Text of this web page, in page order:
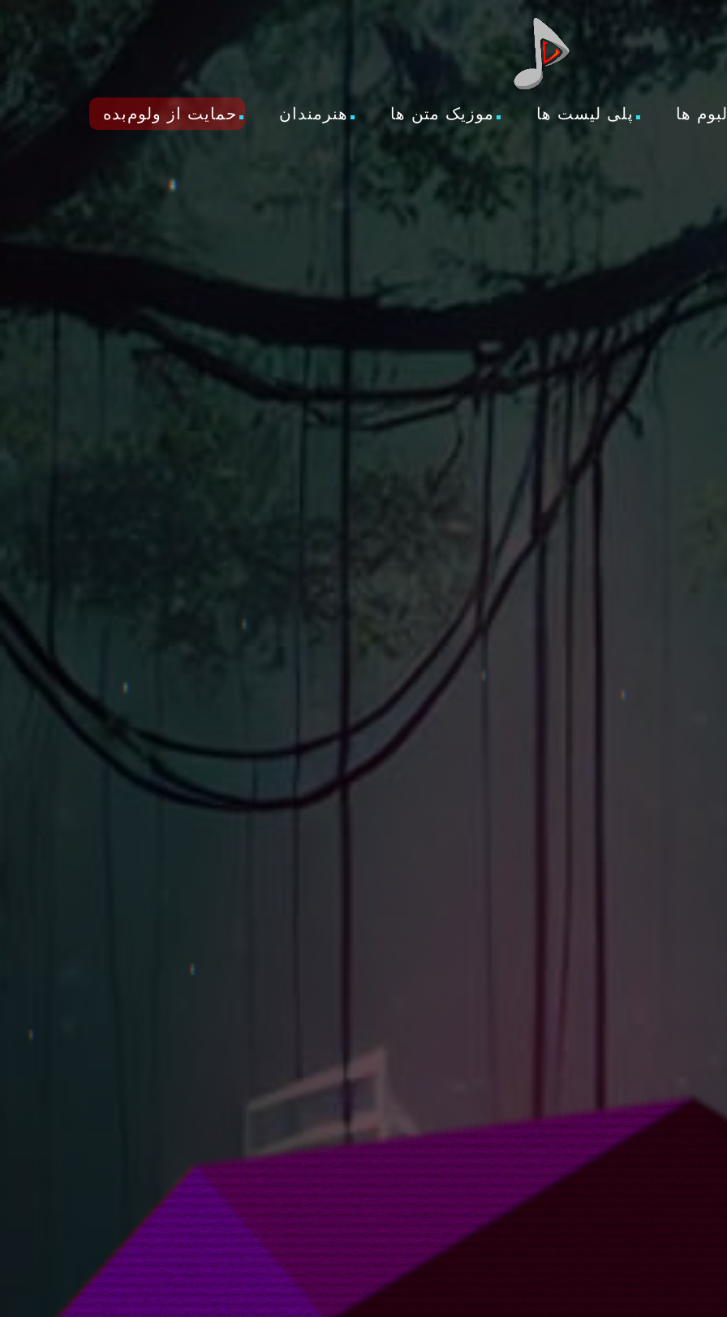
آلبوم ها پلی لیست ها موزیک متن ها هنرمندان حمایت از ولوم‌بده